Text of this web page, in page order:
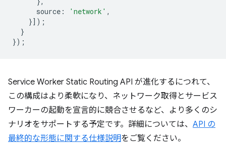
source : 'network' ,
}]);
}
});
Service Worker Static Routing API が進化するにつれて、
この構成はより柔軟になり、ネットワーク取得とサービス
ワーカーの起動を宣言的に競合させるなど、より多くのシ
ナリオをサポートする予定です。詳細については、 API の
最終的な形態に関する仕様説明をご覧ください。